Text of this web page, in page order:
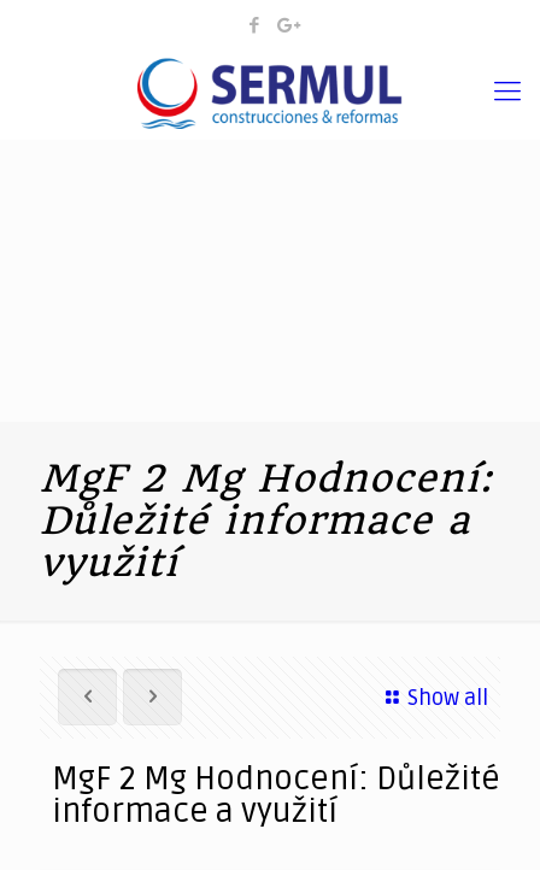
MgF 2 Mg Hodnocení:
Důležité informace a
využití
Show all
MgF 2 Mg Hodnocení: Důležité
informace a využití